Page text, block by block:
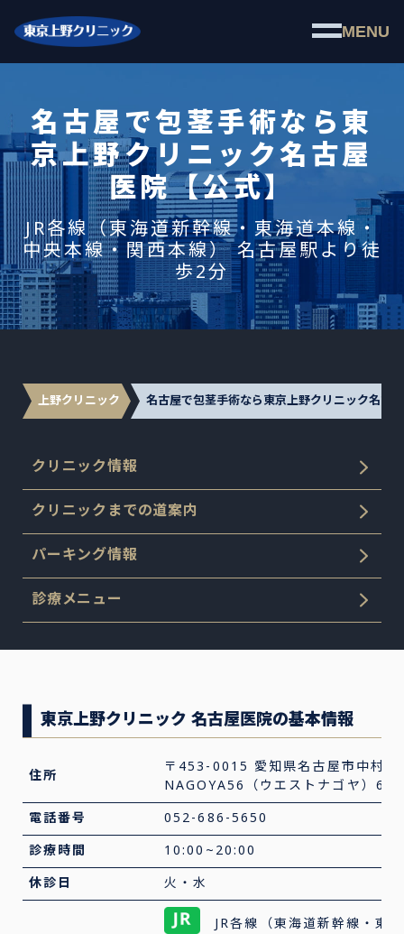
MENU
名古屋で包茎手術なら東
京上野クリニック名古屋
医院【公式】
JR各線（東海道新幹線・東海道本線・
中央本線・関西本線） 名古屋駅より徒
歩2分
上野クリニック 名古屋で包茎手術なら東京上野クリニック名古
クリニック情報
クリニックまでの道案内
パーキング情報
診療メニュー
東京上野クリニック 名古屋医院の基本情報
住所
〒453-0015 愛知県名古屋市中村
NAGOYA56（ウエストナゴヤ）6F
電話番号
052-686-5650
診療時間
10:00~20:00
休診日
火・水
JR各線（東海道新幹線・東